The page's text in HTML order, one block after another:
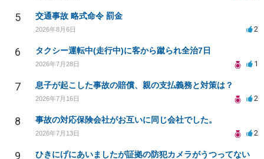
5 交通事故 略式命令 罰金
2026年8月6日 2
6 タクシー運転中(走行中)に客から蹴られ全治7日
2026年7月28日 1
7 息子が起こした事故の賠償、親の支払義務と対策は？
2026年7月16日 2
8 事故の対応保険会社がお互いに同じ会社でした。
2026年7月13日 2
9 ひきにげにあいましたが証拠の防犯カメラがうつってない